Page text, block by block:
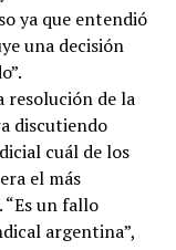
ya que entendió
una decisión
resolución de la
discutiendo
cuál de los
el más
un fallo
argentina”,